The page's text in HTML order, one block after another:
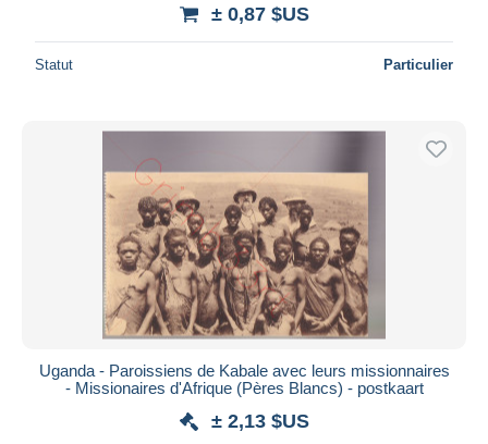
± 0,87 $US
Statut Particulier
Uganda - Paroissiens de Kabale avec leurs missionnaires
- Missionaires d'Afrique (Pères Blancs) - postkaart
± 2,13 $US